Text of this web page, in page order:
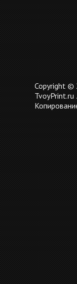
Copyright ©
TvoyPrint.ru .